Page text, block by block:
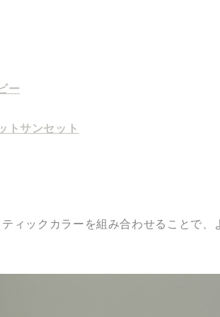
ー
トサンセット
ィックカラーを組み合わせることで、